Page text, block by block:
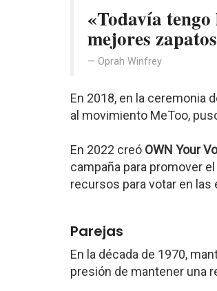
«Todavía
mejores
Oprah Winfrey
En 2018, en la ceremonia
al movimiento MeToo,
En 2022 creó OWN Your
campaña para promover
recursos para votar en
Parejas
En la década de 1970,
presión de mantener una